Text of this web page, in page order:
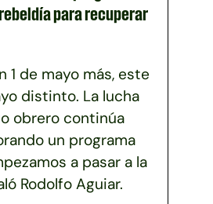
para recuperar
1 de mayo más, este
distinto. La lucha
obrero continúa
un programa
a pasar a la
Rodolfo Aguiar.